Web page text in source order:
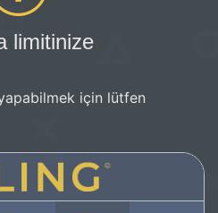
limitinize
için lütfen